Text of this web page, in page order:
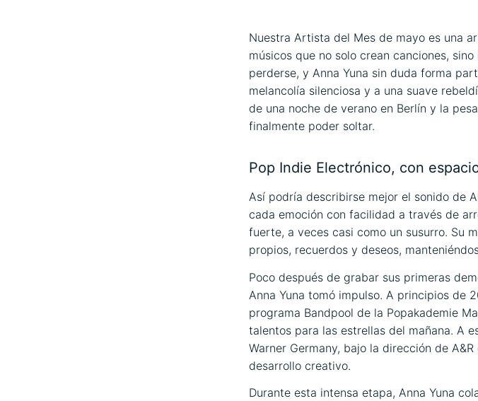
Nuestra Artista del Mes de mayo es una
músicos que no solo crean canciones,
perderse, y Anna Yuna sin duda forma
melancolía silenciosa y a una suave
de una noche de verano en Berlín y la
finalmente poder soltar.
Pop Indie Electrónico, con
Así podría describirse mejor el sonido de
cada emoción con facilidad a través de
fuerte, a veces casi como un susurro. Su
propios, recuerdos y deseos,
Poco después de grabar sus primeras
Anna Yuna tomó impulso. A principios de
programa Bandpool de la Popakademie
talentos para las estrellas del mañana. A
Warner Germany, bajo la dirección de
desarrollo creativo.
Durante esta intensa etapa, Anna Yuna